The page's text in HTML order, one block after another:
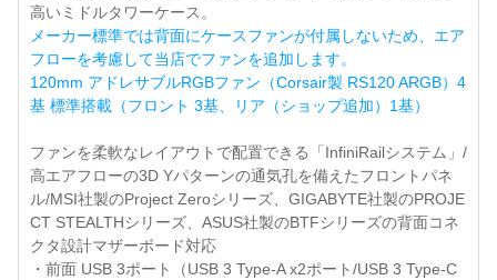
高いミドルタワーケース。
メーカー標準では背面にケースファンが付属しないため、エア
フローを考慮して当店でファンを追加します。
120mm アドレサブルRGBファン（Corsair製 RS120 ARGB）4
基 標準搭載（フロント 3基、リア（ショップ追加）1基）
ファンを柔軟なレイアウトで配置できる「InfiniRailシステム」/
高エアフローの3D Yパターンの通気孔を備えたフロントパネ
ル/MSI社製のProject Zeroシリーズ、GIGABYTE社製のPROJE
CT STEALTHシリーズ、ASUS社製のBTFシリーズの背面コネ
クタ設計マザーボード対応
・前面 USB 3ポート（USB 3 Type-A x2ポート/USB 3 Type-C